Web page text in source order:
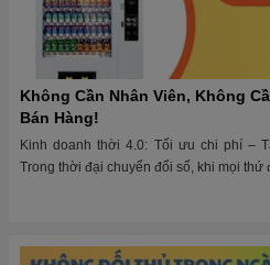
Không Cần Nhân Viên, Không
Bán Hàng!
Kinh doanh thời 4.0: Tối ưu chi phí –
Trong thời đại chuyển đổi số, khi mọi